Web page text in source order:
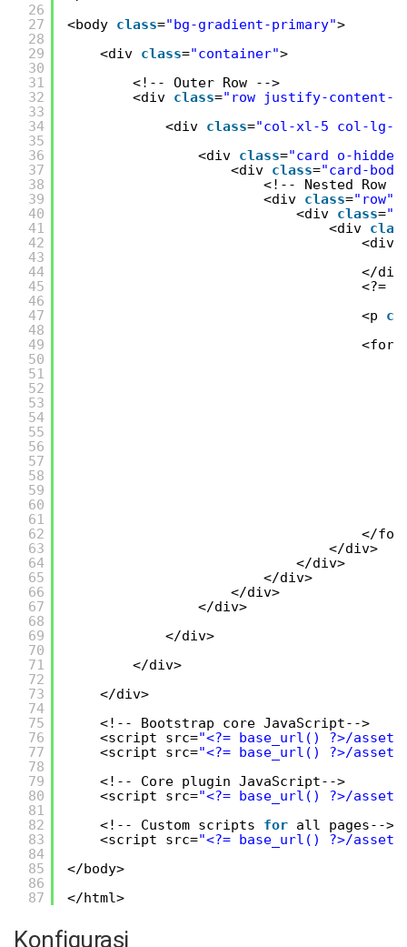
26
27
28
29
30
31
32
33
34
35
36
37
38
39
40
41
42
43
44
45
46
47
48
49
50
51
52
53
54
55
56
57
58
59
60
61
62
63
64
65
66
67
68
69
70
71
72
73
74
75
76
77
78
79
80
81
82
83
84
85
86
87
<body class="bg-gradient-primary">
<div class="container">
<!-- Outer Row -->
<div class="row justify-content-
<div class="col-xl-5 col-lg-
<div class="card o-
<div class="card-
<!-- Nested Row
<div class="row"
<div class=
<div
<div
</
<?=
<p
</
</div>
</div>
</div>
</div>
</div>
</div>
</div>
</div>
<!-- Bootstrap core JavaScript-->
<script src="<?= base_url() ?>/
<script src="<?= base_url() ?>/
<!-- Core plugin JavaScript-->
<script src="<?= base_url() ?>/
<!-- Custom scripts for all pages-->
<script src="<?= base_url() ?>/
</body>
</html>
Konfigurasi